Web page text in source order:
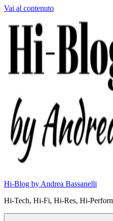
Vai al contenuto
Hi-Blog by Andrea Bassanelli
Hi-Tech, Hi-Fi, Hi-Res, Hi-